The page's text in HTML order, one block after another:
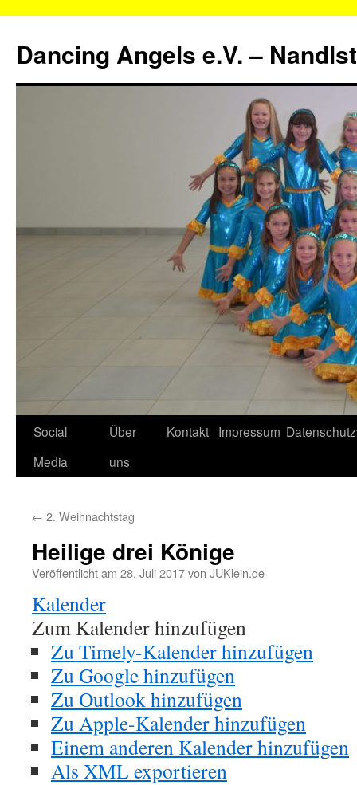
springen
Dancing Angels e.V. –
Social
Media
Über
uns
Kontakt Impressum
← 2. Weihnachtstag
Heilige drei Könige
Veröffentlicht am 28. Juli 2017von JUKlein.de
Kalender
Zum Kalender hinzufügen
Zu Timely-Kalender hinzufügen
Zu Google hinzufügen
Zu Outlook hinzufügen
Zu Apple-Kalender hinzufügen
Einem anderen Kalender hinzufügen
Als XML exportieren